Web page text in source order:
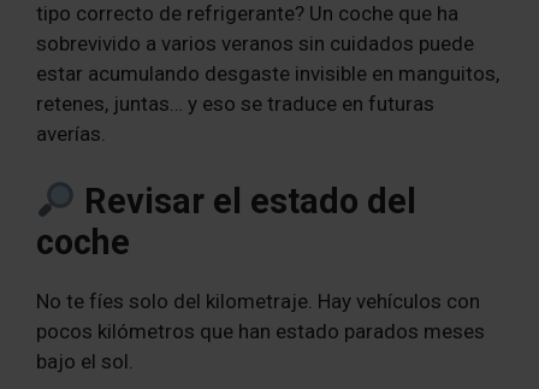
tipo correcto de refrigerante? Un coche que ha
sobrevivido a varios veranos sin cuidados puede
estar acumulando desgaste invisible en manguitos,
retenes, juntas… y eso se traduce en futuras
averías.
Revisar el estado del
coche
No te fíes solo del kilometraje. Hay vehículos con
pocos kilómetros que han estado parados meses
bajo el sol.